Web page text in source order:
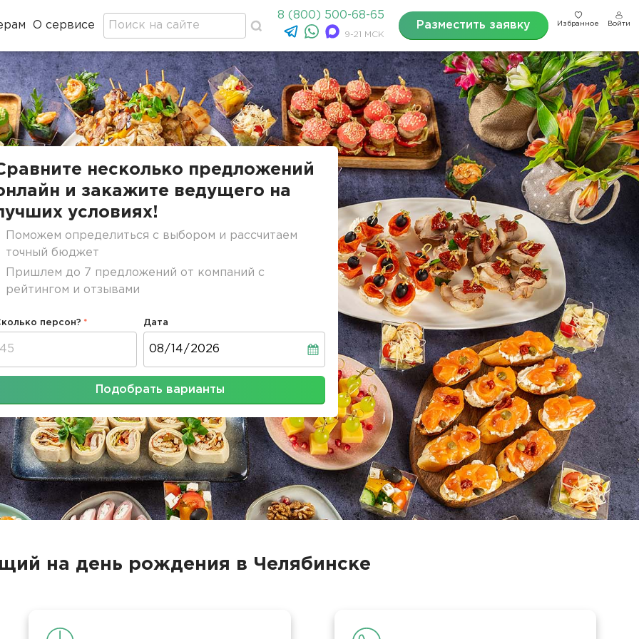
О сервисе
8 (800) 500-68-65
9-21 МСК
Разместить заявку Избранное Войти
несколько предложений
и закажите ведущего на
условиях!
Поможем определиться с выбором и рассчитаем
точный бюджет
Пришлем до 7 предложений от компаний с
рейтингом и отзывами
персон? Дата
Подобрать варианты
на день рождения в Челябинске